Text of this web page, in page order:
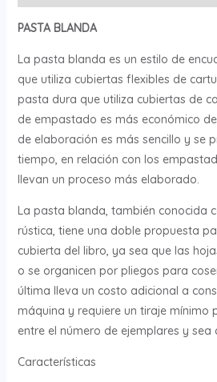
PASTA BLANDA
La pasta blanda es un estilo de
que utiliza cubiertas flexibles de
pasta dura que utiliza cubiertas de
de empastado es más económico
de elaboración es más sencillo y se
tiempo, en relación con los
llevan un proceso más elaborado.
La pasta blanda, también conocida
rústica, tiene una doble propuesta
cubierta del libro, ya sea que las
o se organicen por pliegos para
última lleva un costo adicional a
máquina y requiere un tiraje mínimo
entre el número de ejemplares y sea
Características